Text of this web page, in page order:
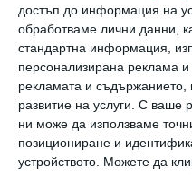
достъп до информация на
обработваме лични данни,
стандартна информация,
персонализирана реклама
рекламата и съдържанието,
развитие на услуги. С ваше
ни може да използваме
позициониране и
устройството. Можете да
Защо детето е
Има родители,
начин поводите за
деца, така че да
детската градина